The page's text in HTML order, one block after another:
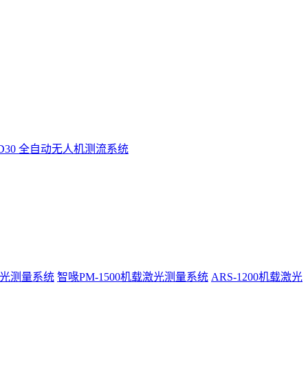
全自动无人机测流系统
测量系统 智喙PM-1500机载激光测量系统 ARS-1200机载激光